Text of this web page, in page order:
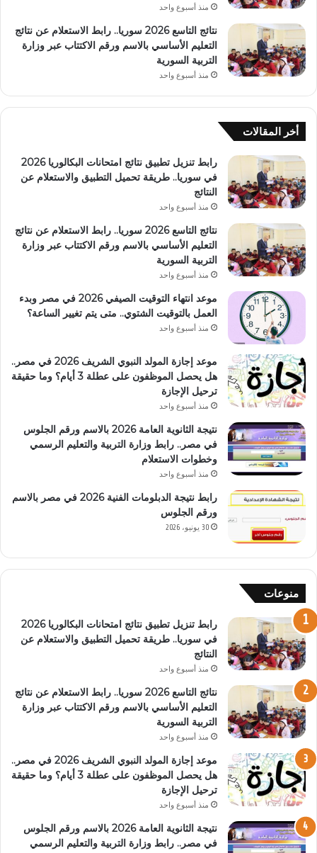
منذ أسبوع واحد
نتائج التاسع 2026 سوريا.. رابط الاستعلام عن نتائج
التعليم الأساسي بالاسم ورقم الاكتتاب عبر وزارة
التربية السورية
منذ أسبوع واحد
أخر المقالات
رابط تنزيل تطبيق نتائج امتحانات البكالوريا 2026
في سوريا.. طريقة تحميل التطبيق والاستعلام عن
النتائج
منذ أسبوع واحد
نتائج التاسع 2026 سوريا.. رابط الاستعلام عن نتائج
التعليم الأساسي بالاسم ورقم الاكتتاب عبر وزارة
التربية السورية
منذ أسبوع واحد
موعد انتهاء التوقيت الصيفي 2026 في مصر وبدء
العمل بالتوقيت الشتوي.. متى يتم تغيير الساعة؟
منذ أسبوع واحد
موعد إجازة المولد النبوي الشريف 2026 في مصر..
هل يحصل الموظفون على عطلة 3 أيام؟ وما حقيقة
ترحيل الإجازة
منذ أسبوع واحد
نتيجة الثانوية العامة 2026 بالاسم ورقم الجلوس
في مصر.. رابط وزارة التربية والتعليم الرسمي
وخطوات الاستعلام
منذ أسبوع واحد
رابط نتيجة الدبلومات الفنية 2026 في مصر بالاسم
ورقم الجلوس
30 يونيو، 2026
منوعات
رابط تنزيل تطبيق نتائج امتحانات البكالوريا 2026
في سوريا.. طريقة تحميل التطبيق والاستعلام عن
النتائج
منذ أسبوع واحد
نتائج التاسع 2026 سوريا.. رابط الاستعلام عن نتائج
التعليم الأساسي بالاسم ورقم الاكتتاب عبر وزارة
التربية السورية
منذ أسبوع واحد
موعد إجازة المولد النبوي الشريف 2026 في مصر..
هل يحصل الموظفون على عطلة 3 أيام؟ وما حقيقة
ترحيل الإجازة
منذ أسبوع واحد
نتيجة الثانوية العامة 2026 بالاسم ورقم الجلوس
في مصر.. رابط وزارة التربية والتعليم الرسمي